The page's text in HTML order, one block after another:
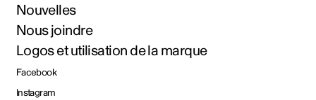
Nouvelles
Nous joindre
Logos et utilisation de la marque
Facebook
Instagram